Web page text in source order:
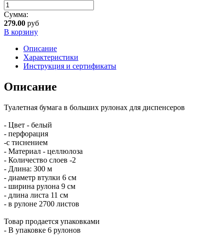
Сумма:
279.00 руб
В корзину
Описание
Характеристики
Инструкция и сертификаты
Описание
Туалетная бумага в больших рулонах для диспенсеров
- Цвет - белый
- перфорация
-с тиснением
- Материал - целлюлоза
- Количество слоев -2
- Длина: 300 м
- диаметр втулки 6 см
- ширина рулона 9 см
- длина листа 11 см
- в рулоне 2700 листов
Товар продается упаковками
- В упаковке 6 рулонов